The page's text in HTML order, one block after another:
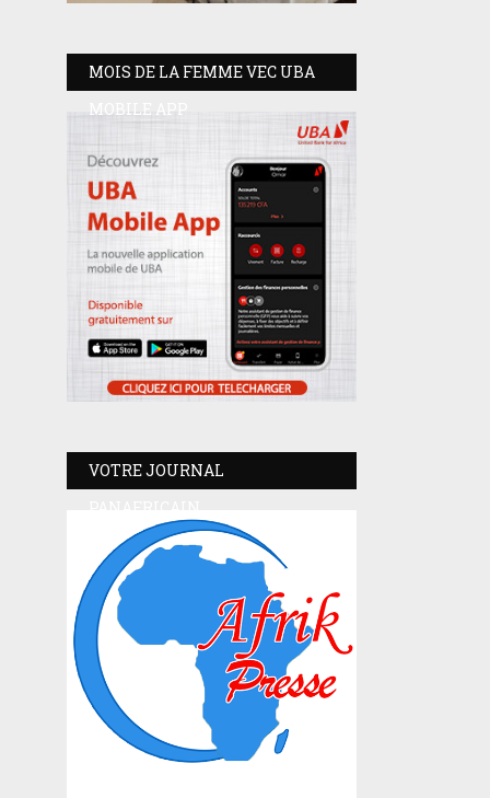
MOIS DE LA FEMME VEC UBA
MOBILE APP
VOTRE JOURNAL